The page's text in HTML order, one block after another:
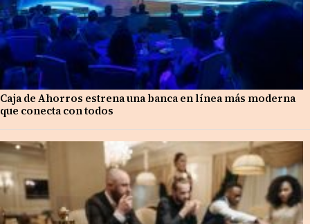
Caja de Ahorros estrena una banca en línea más moderna
que conecta con todos